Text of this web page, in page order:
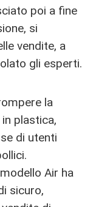
poi a fine
si
vendite, a
gli esperti.
la
plastica,
di utenti
Air ha
sicuro,